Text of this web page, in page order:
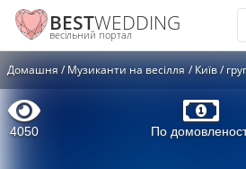
BESTWEDDING
весільний портал
Домашня Музиканти на весілля Київ
4050 По